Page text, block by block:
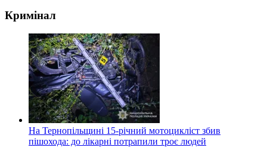
Кримінал
На Тернопільщині 15-річний мотоцикліст збив
пішохода: до лікарні потрапили троє людей